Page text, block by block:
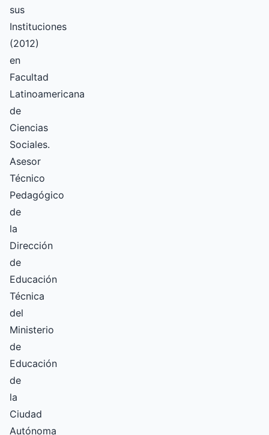
sus
Instituciones
(2012)
en
Facultad
Latinoamericana
de
Ciencias
Sociales.
Asesor
Técnico
Pedagógico
de
la
Dirección
de
Educación
Técnica
del
Ministerio
de
Educación
de
la
Ciudad
Autónoma